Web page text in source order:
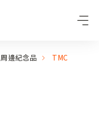
周邊紀念品
TMC